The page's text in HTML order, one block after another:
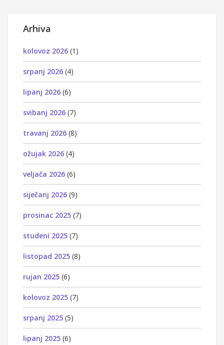
Arhiva
kolovoz 2026 (1)
srpanj 2026 (4)
lipanj 2026 (6)
svibanj 2026 (7)
travanj 2026 (8)
ožujak 2026 (4)
veljača 2026 (6)
siječanj 2026 (9)
prosinac 2025 (7)
studeni 2025 (7)
listopad 2025 (8)
rujan 2025 (6)
kolovoz 2025 (7)
srpanj 2025 (5)
lipanj 2025 (6)